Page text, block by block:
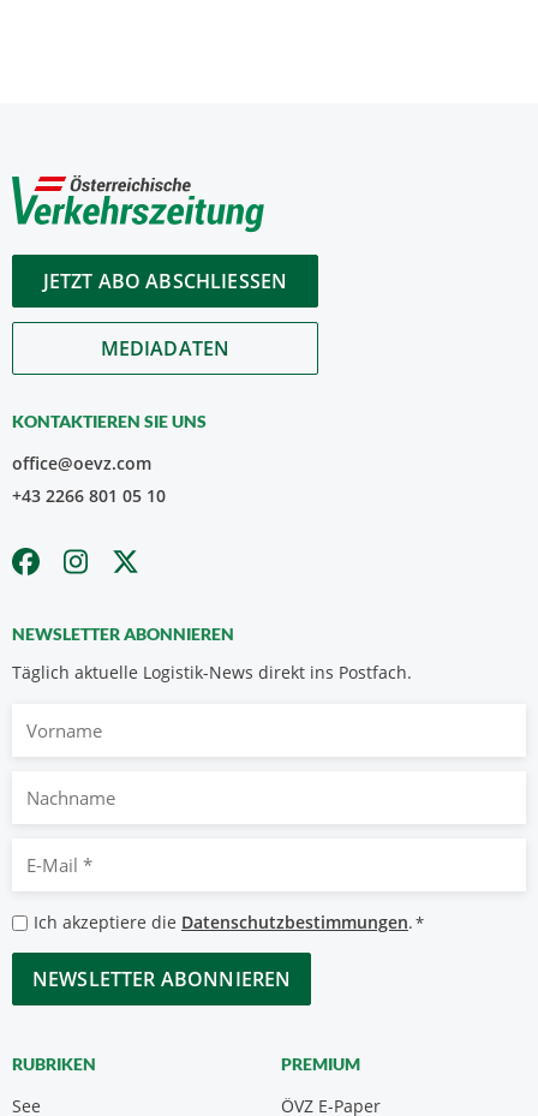
JETZT ABO ABSCHLIESSEN
MEDIADATEN
KONTAKTIEREN SIE UNS
office@oevz.com
+43 2266 801 05 10
NEWSLETTER ABONNIEREN
Täglich aktuelle Logistik-News direkt ins Postfach.
Nachname
Mail
*
Datenschutzbestimmungen
*
Ich akzeptiere die Datenschutzbestimmungen.*
CAPTCHA
RUBRIKEN
See
PREMIUM
ÖVZ E-Paper